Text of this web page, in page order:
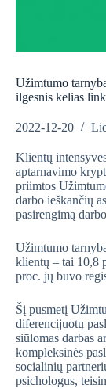
Užimtumo
ilgesnis kelias
2022-12-20
Klientų
aptarnavimo
priimtos
darbo ieškančių
pasirengimą
Užimtumo
klientų – tai 10,8
proc. jų buvo
Šį pusmetį
diferencijuotų
siūlomas darbas
kompleksinės
socialinių
psichologus,